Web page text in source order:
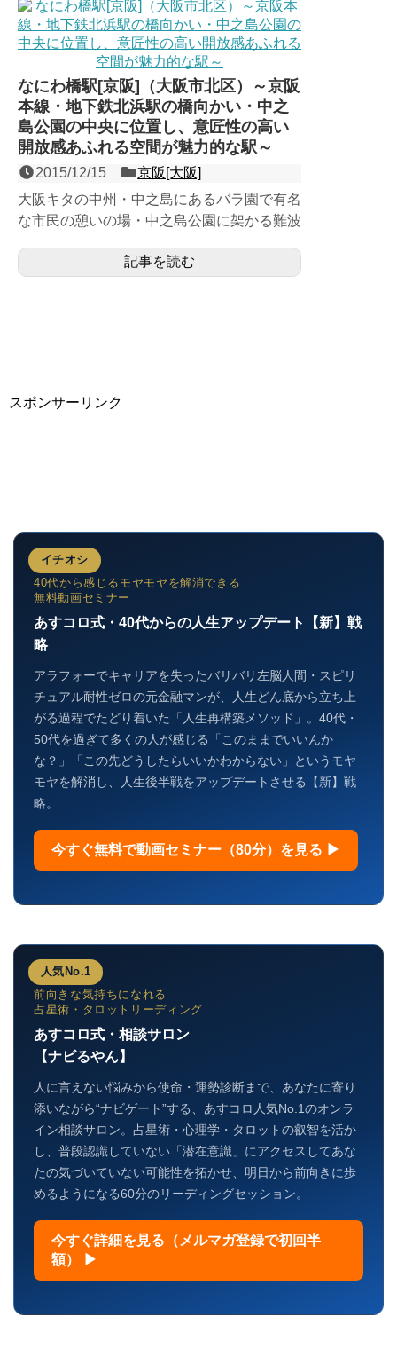
なにわ橋駅[京阪]（大阪市北区）～京阪
本線・地下鉄北浜駅の橋向かい・中之
島公園の中央に位置し、意匠性の高い
開放感あふれる空間が魅力的な駅～
2015/12/15
京阪[大阪]
大阪キタの中州・中之島にあるバラ園で有名
な市民の憩いの場・中之島公園に架かる難波
線の１面２線の地下駅...
記事を読む
スポンサーリンク
イチオシ
40代から感じるモヤモヤを解消できる
無料動画セミナー
あすコロ式・40代からの人生アップデート【新】戦
略
アラフォーでキャリアを失ったバリバリ左脳人間・スピリ
チュアル耐性ゼロの元金融マンが、人生どん底から立ち上
がる過程でたどり着いた「人生再構築メソッド」。40代・
50代を過ぎて多くの人が感じる「このままでいいんか
な？」「この先どうしたらいいかわからない」というモヤ
モヤを解消し、人生後半戦をアップデートさせる【新】戦
略。
今すぐ無料で動画セミナー（80分）を見る ▶
人気No.1
前向きな気持ちになれる
占星術・タロットリーディング
あすコロ式・相談サロン
【ナビるやん】
人に言えない悩みから使命・運勢診断まで、あなたに寄り
添いながら“ナビゲート”する、あすコロ人気No.1のオンラ
イン相談サロン。占星術・心理学・タロットの叡智を活か
し、普段認識していない「潜在意識」にアクセスしてあな
たの気づいていない可能性を拓かせ、明日から前向きに歩
めるようになる60分のリーディングセッション。
今すぐ詳細を見る（メルマガ登録で初回半
額） ▶